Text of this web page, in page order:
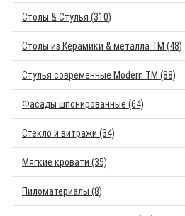
Столы & Стулья (310)
Столы из Керамики & металла TM (48)
Стулья современные Modern TM (88)
Фасады шпонированные (64)
Стекло и витражи (34)
Мягкие кровати (35)
Пиломатериалы (8)